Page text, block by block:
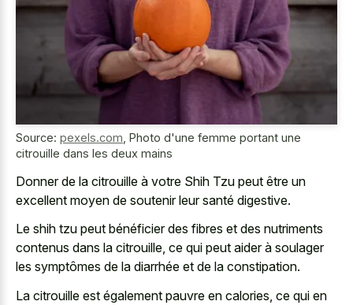
Source: pexels.com Photo d'une femme portant une
citrouille dans les deux mains
Donner de la citrouille à votre Shih Tzu peut être un
excellent moyen de soutenir leur santé digestive.
Le shih tzu peut bénéficier des fibres et des nutriments
contenus dans la citrouille, ce qui peut aider à soulager
les symptômes de la diarrhée et de la constipation.
La citrouille est également pauvre en calories, ce qui en